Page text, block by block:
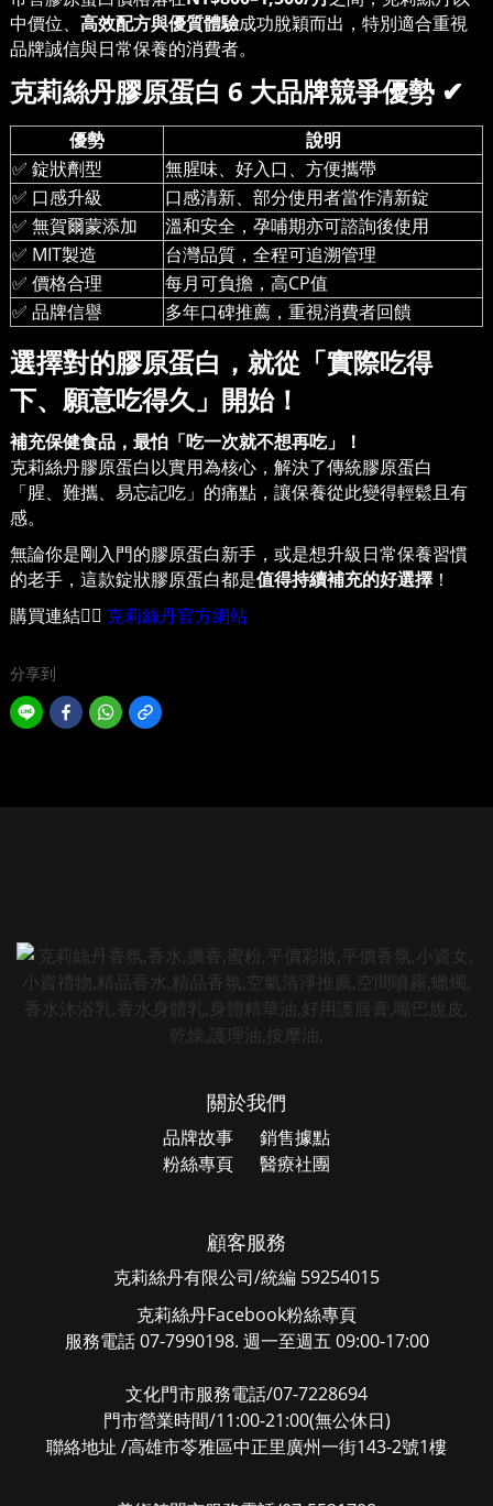
中價位、 高效配方與優質體驗成功脫穎而出，特別適合重視
品牌誠信與日常保養的消費者。
克莉絲丹膠原蛋白 6 大品牌競爭優勢 ✔
優勢
說明
✅ 錠狀劑型
無腥味、好入口、方便攜帶
✅ 口感升級
口感清新、部分使用者當作清新錠
✅ 無賀爾蒙添加
溫和安全，孕哺期亦可諮詢後使用
✅ MIT製造
台灣品質，全程可追溯管理
✅ 價格合理 每月可負擔，高CP值
✅ 品牌信譽 多年口碑推薦，重視消費者回饋
選擇對的膠原蛋白，就從「實際吃得
下、願意吃得久」開始！
補充保健食品，最怕「吃一次就不想再吃」！
克莉絲丹膠原蛋白以實用為核心，解決了傳統膠原蛋白
「腥、難攜、易忘記吃」的痛點，讓保養從此變得輕鬆且有
感。
無論你是剛入門的膠原蛋白新手，或是想升級日常保養習慣
的老手，這款錠狀膠原蛋白都是值得持續補充的好選擇 ！
購買連結👉🏻 克莉絲丹官方網站
分享到
關於我們
品牌故事 銷售據點
粉絲專頁 醫療社團
顧客服務
克莉絲丹有限公司/統編 59254015
克莉絲丹Facebook粉絲專頁
服務電話 07-7990198. 週一至週五 09:00-17:00
文化門市服務電話/07-7228694
門市營業時間/11:00-21:00(無公休日)
聯絡地址 /高雄市苓雅區中正里廣州一街143-2號1樓